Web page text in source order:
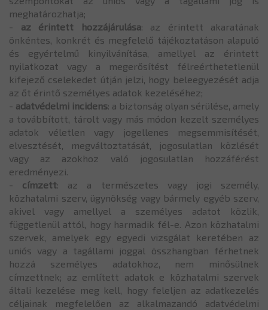
meghatározhatja;
- az érintett hozzájárulása: az érintett akaratának
önkéntes, konkrét és megfelelő tájékoztatáson alapuló
és egyértelmű kinyilvánítása, amellyel az érintett
nyilatkozat vagy a megerősítést félreérthetetlenül
kifejező cselekedet útján jelzi, hogy beleegyezését adja
az őt érintő személyes adatok kezeléséhez;
- adatvédelmi incidens: a biztonság olyan sérülése, amely
a továbbított, tárolt vagy más módon kezelt személyes
adatok véletlen vagy jogellenes megsemmisítését,
elvesztését, megváltoztatását, jogosulatlan közlését
vagy az azokhoz való jogosulatlan hozzáférést
eredményezi.
- címzett: az a természetes vagy jogi személy,
közhatalmi szerv, ügynökség vagy bármely egyéb szerv,
akivel vagy amellyel a személyes adatot közlik,
függetlenül attól, hogy harmadik fél-e. Azon közhatalmi
szervek, amelyek egy egyedi vizsgálat keretében az
uniós vagy a tagállami joggal összhangban férhetnek
hozzá személyes adatokhoz, nem minősülnek
címzettnek; az említett adatok e közhatalmi szervek
általi kezelése meg kell, hogy feleljen az adatkezelés
céljainak megfelelően az alkalmazandó adatvédelmi